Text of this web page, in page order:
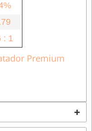
: 1
Premium